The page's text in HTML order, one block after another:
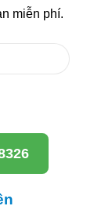
miễn phí.